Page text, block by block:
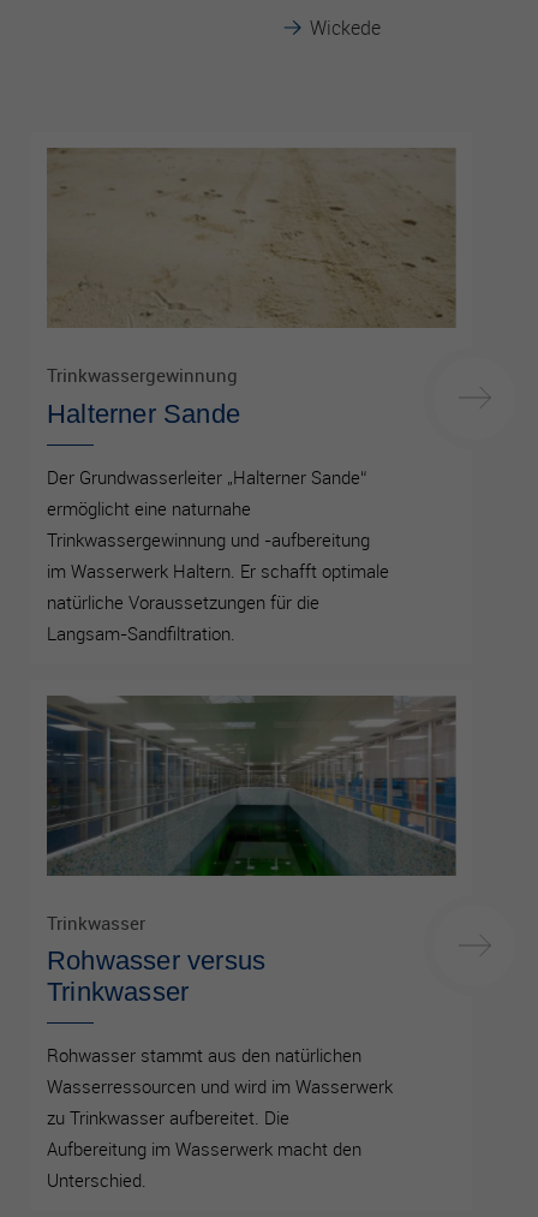
Wickede
Trinkwassergewinnung
Halterner Sande
Der Grundwasserleiter „Halterner Sande“
ermöglicht eine naturnahe
Trinkwassergewinnung und -aufbereitung
im Wasserwerk Haltern. Er schafft optimale
natürliche Voraussetzungen für die
Langsam-Sandfiltration.
Trinkwasser
Rohwasser versus
Trinkwasser
Rohwasser stammt aus den natürlichen
Wasserressourcen und wird im Wasserwerk
zu Trinkwasser aufbereitet. Die
Aufbereitung im Wasserwerk macht den
Unterschied.